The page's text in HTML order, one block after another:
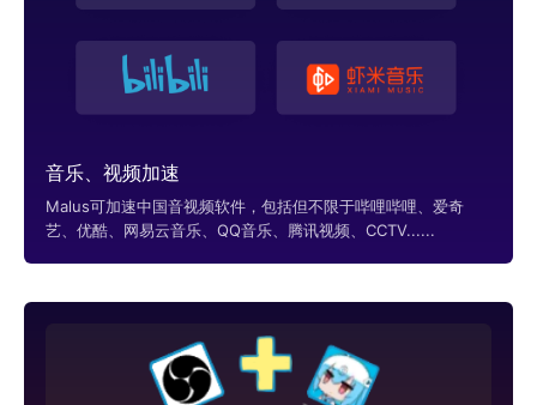
音乐、视频加速
Malus可加速中国音视频软件，包括但不限于哔哩哔哩、爱奇
艺、优酷、网易云音乐、QQ音乐、腾讯视频、CCTV......